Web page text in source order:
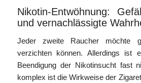
Nikotin-Entwöhnung:
und vernachlässigte
Jeder zweite Raucher möchte
verzichten können. Allerdings ist
Beendigung der Nikotinsucht fast
komplex ist die Wirkweise der